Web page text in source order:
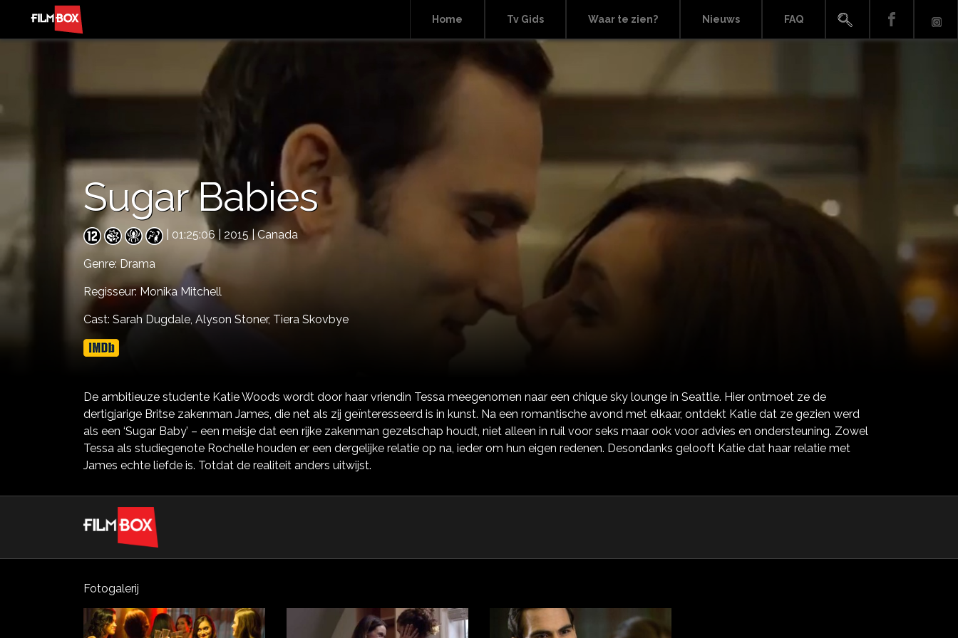
Home Tv Gids Waar te zien? Nieuws FAQ
Sugar Babies
| 01:25:06 | 2015 | Canada
Genre:Drama
Regisseur: Monika Mitchell
Cast: Sarah Dugdale, Alyson Stoner, Tiera Skovbye
De ambitieuze studente Katie Woods wordt door haar vriendin Tessa meegenomen naar een chique sky lounge in Seattle. Hier ontmoet ze de
dertigjarige Britse zakenman James, die net als zij geïnteresseerd is in kunst. Na een romantische avond met elkaar, ontdekt Katie dat ze gezien werd
als een ‘Sugar Baby’ – een meisje dat een rijke zakenman gezelschap houdt, niet alleen in ruil voor seks maar ook voor advies en ondersteuning. Zowel
Tessa als studiegenote Rochelle houden er een dergelijke relatie op na, ieder om hun eigen redenen. Desondanks gelooft Katie dat haar relatie met
James echte liefde is. Totdat de realiteit anders uitwijst.
Fotogalerij